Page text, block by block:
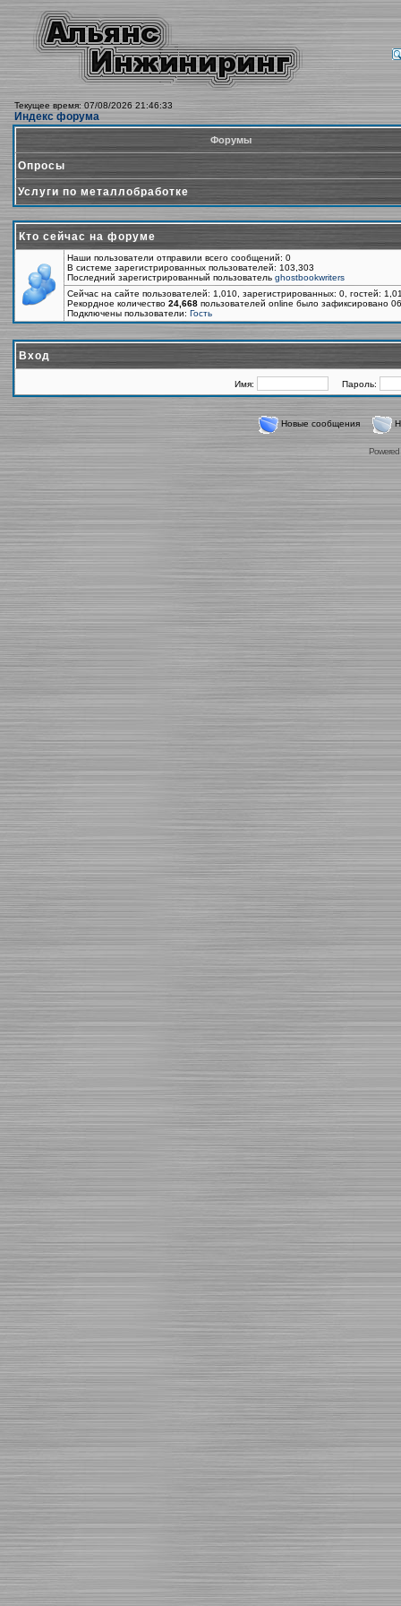
Текущее время: 07/08/2026 21:46:33
Индекс форума
Форумы
Опросы
Услуги по металлобработке
Кто сейчас на форуме
Наши пользователи отправили всего сообщений: 0
В системе зарегистрированных пользователей: 103,303
Последний зарегистрированный пользователь ghostbookwriters
Сейчас на сайте пользователей: 1,010, зарегистрированных: 0, гостей:
Рекордное количество 24,668 пользователей online было зафиксировано
Подключены пользователи: Гость
Вход
Имя: Пароль:
Новые сообщения